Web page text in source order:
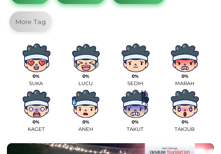
More Tag
0%
SUKA
0%
LUCU
0%
SEDIH
0%
MARAH
0%
KAGET
0%
ANEH
0%
TAKUT
0%
TAKJUB